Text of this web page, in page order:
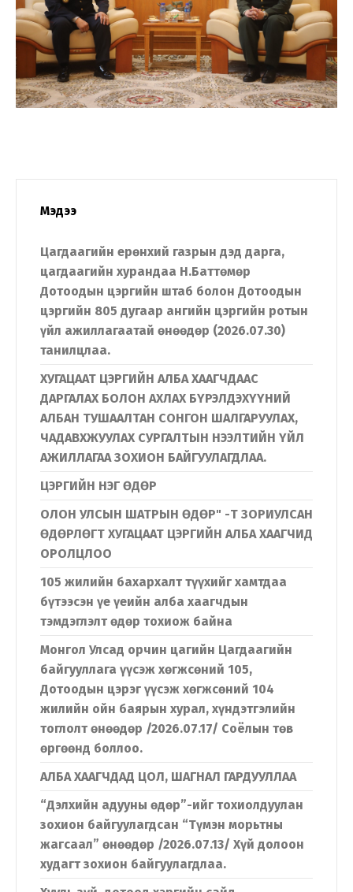
Мэдээ
Цагдаагийн ерөнхий газрын дэд дарга,
цагдаагийн хурандаа Н.Баттөмөр
Дотоодын цэргийн штаб болон Дотоодын
цэргийн 805 дугаар ангийн цэргийн ротын
үйл ажиллагаатай өнөөдөр (2026.07.30)
танилцлаа.
ХУГАЦААТ ЦЭРГИЙН АЛБА ХААГЧДААС
ДАРГАЛАХ БОЛОН АХЛАХ БҮРЭЛДЭХҮҮНИЙ
АЛБАН ТУШААЛТАН СОНГОН ШАЛГАРУУЛАХ,
ЧАДАВХЖУУЛАХ СУРГАЛТЫН НЭЭЛТИЙН ҮЙЛ
АЖИЛЛАГАА ЗОХИОН БАЙГУУЛАГДЛАА.
ЦЭРГИЙН НЭГ ӨДӨР
ОЛОН УЛСЫН ШАТРЫН ӨДӨР" -Т ЗОРИУЛСАН
ӨДӨРЛӨГТ ХУГАЦААТ ЦЭРГИЙН АЛБА ХААГЧИД
ОРОЛЦЛОО
105 жилийн бахархалт түүхийг хамтдаа
бүтээсэн үе үеийн алба хаагчдын
тэмдэглэлт өдөр тохиож байна
Монгол Улсад орчин цагийн Цагдаагийн
байгууллага үүсэж хөгжсөний 105,
Дотоодын цэрэг үүсэж хөгжсөний 104
жилийн ойн баярын хурал, хүндэтгэлийн
тоглолт өнөөдөр /2026.07.17/ Соёлын төв
өргөөнд боллоо.
АЛБА ХААГЧДАД ЦОЛ, ШАГНАЛ ГАРДУУЛЛАА
“Дэлхийн адууны өдөр”-ийг тохиолдуулан
зохион байгуулагдсан “Түмэн морьтны
жагсаал” өнөөдөр /2026.07.13/ Хүй долоон
худагт зохион байгуулагдлаа.